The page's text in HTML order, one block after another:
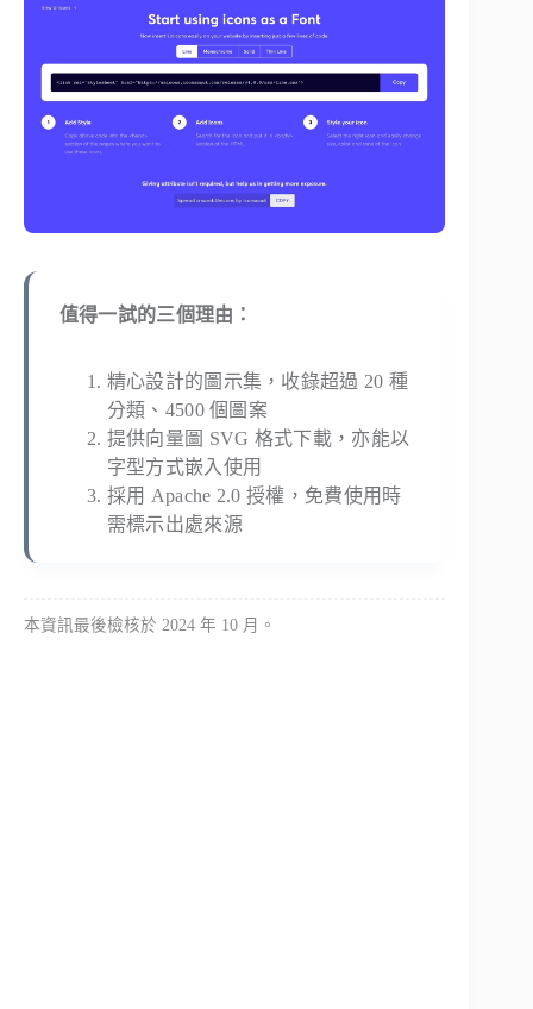
值得一試的三個理由：
精心設計的圖示集，收錄超過 20 種
分類、4500 個圖案
提供向量圖 SVG 格式下載，亦能以
字型方式嵌入使用
採用 Apache 2.0 授權，免費使用時
需標示出處來源
本資訊最後檢核於 2024 年 10 月。